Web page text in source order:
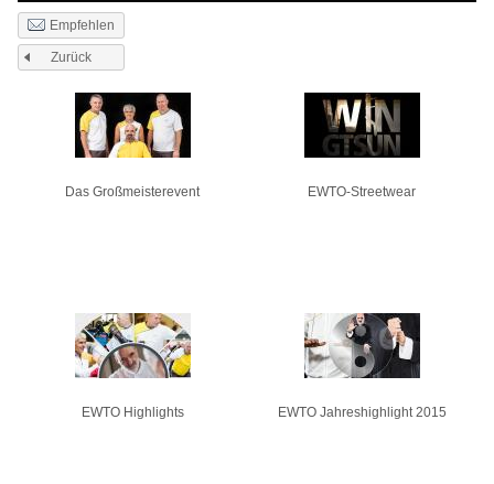
Empfehlen
Zurück
Das Großmeisterevent EWTO-Streetwear
EWTO Highlights EWTO Jahreshighlight 2015
Seiten